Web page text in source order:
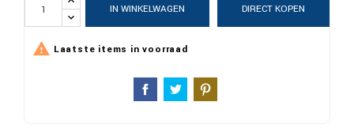
IN WINKELWAGEN DIRECT KOPEN
 Laatste items in voorraad